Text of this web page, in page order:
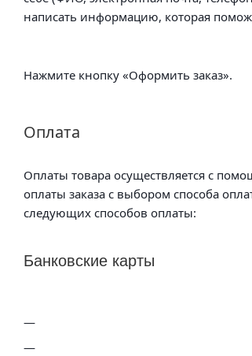
написать информацию, которая
Нажмите кнопку «Оформить заказ».
Оплата
Оплаты товара осуществляется с
оплаты заказа с выбором способа
следующих способов оплаты:
Банковские карты